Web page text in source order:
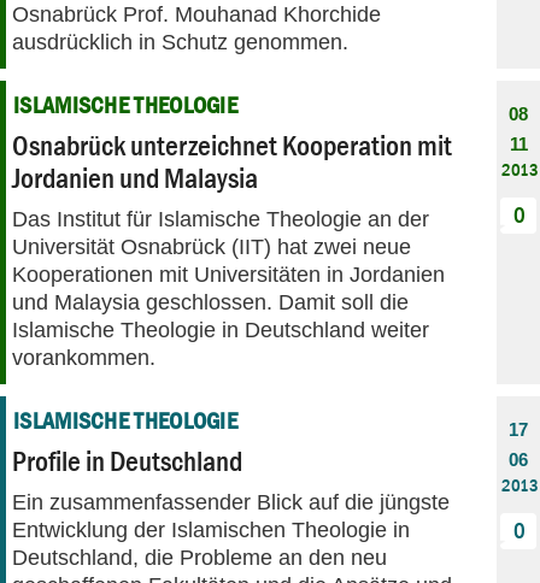
Osnabrück Prof. Mouhanad Khorchide
ausdrücklich in Schutz genommen.
ISLAMISCHE THEOLOGIE
Osnabrück unterzeichnet Kooperation mit
Jordanien und Malaysia
Das Institut für Islamische Theologie an der
Universität Osnabrück (IIT) hat zwei neue
Kooperationen mit Universitäten in Jordanien
und Malaysia geschlossen. Damit soll die
Islamische Theologie in Deutschland weiter
vorankommen.
08
11
2013
0
ISLAMISCHE THEOLOGIE
Profile in Deutschland
Ein zusammenfassender Blick auf die jüngste
Entwicklung der Islamischen Theologie in
Deutschland, die Probleme an den neu
17
06
2013
0